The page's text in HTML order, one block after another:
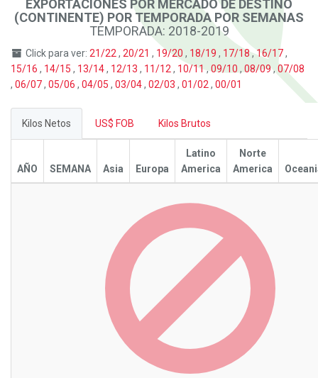
EXPORTACIONES POR MERCADO DE DESTINO
(CONTINENTE) POR TEMPORADA POR SEMANAS
TEMPORADA: 2018-2019
Click para ver: 21/22 , 20/21 , 19/20 , 18/19 , 17/18,16/17,
15/16 , 14/15 , 13/14, 12/13 , 11/12 , 10/11,09/10 , 08/09, 07/08
, 06/07, 05/06 , 04/05 , 03/04, 02/03 , 01/02 , 00/01
Kilos Netos US$ FOB Kilos Brutos
AÑO SEMANA Asia Europa
Latino
America
Norte
America